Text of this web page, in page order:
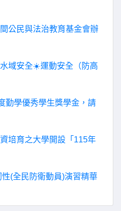
公民與法治教育基金會辦
域安全☀️運動安全（防高
勤學優秀學生獎學金，請
培育之大學開設「115年
性(全民防衛動員)演習精華